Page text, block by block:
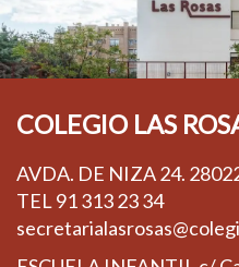
COLEGIO LAS
AVDA. DE NIZA 24.
TEL 91 313 23 34